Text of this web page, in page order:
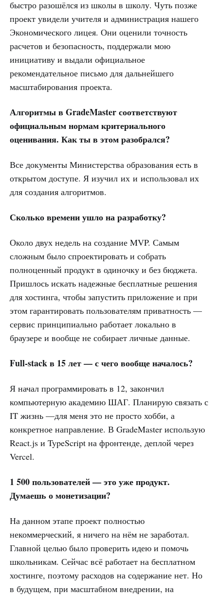
быстро разошёлся из школы в школу. Чуть позже
проект увидели учителя и администрация нашего
Экономического лицея. Они оценили точность
расчетов и безопасность, поддержали мою
инициативу и выдали официальное
рекомендательное письмо для дальнейшего
масштабирования проекта.
Алгоритмы в GradeMaster соответствуют
официальным нормам критериального
оценивания. Как ты в этом разобрался?
Все документы Министерства образования есть в
открытом доступе. Я изучил их и использовал их
для создания алгоритмов.
Сколько времени ушло на разработку?
Около двух недель на создание MVP. Самым
сложным было спроектировать и собрать
полноценный продукт в одиночку и без бюджета.
Пришлось искать надежные бесплатные решения
для хостинга, чтобы запустить приложение и при
этом гарантировать пользователям приватность —
сервис принципиально работает локально в
браузере и вообще не собирает личные данные.
Full-stack в 15 лет — с чего вообще началось?
Я начал программировать в 12, закончил
компьютерную академию ШАГ. Планирую связать с
IT жизнь —для меня это не просто хобби, а
конкретное направление. В GradeMaster использую
React.js и TypeScript на фронтенде, деплой через
Vercel.
1 500 пользователей — это уже продукт.
Думаешь о монетизации?
На данном этапе проект полностью
некоммерческий, я ничего на нём не заработал.
Главной целью было проверить идею и помочь
школьникам. Сейчас всё работает на бесплатном
хостинге, поэтому расходов на содержание нет. Но
в будущем, при масштабном внедрении, на